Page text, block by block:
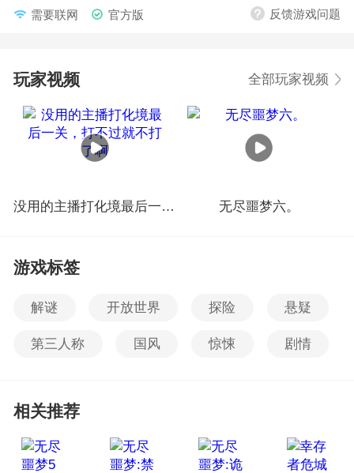
需要联网
官方版 反馈游戏问题
玩家视频 全部玩家视频
没用的主播打化境最后一关，打不过就不打了啊 无尽噩梦六。
游戏标签
解谜 开放世界 探险 悬疑
第三人称 国风 惊悚 剧情
相关推荐